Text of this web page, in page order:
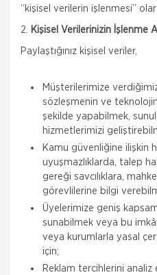
“kişisel verilerin işlenmesi”
2. Kişisel Verilerinizin İşlenme
Paylaştığınız kişisel veriler,
Müşterilerimize
sözleşmenin ve
şekilde yapabilmek,
hizmetlerimizi
Kamu güvenliğine ilişkin
uyuşmazlıklarda, talep
gereği savcılıklara,
görevlilerine bilgi
Üyelerimize geniş
sunabilmek veya bu
veya kurumlarla yasal
için;
Reklam tercihlerini analiz